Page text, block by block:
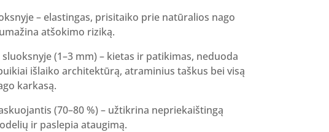
– elastingas, prisitaiko prie natūralios nago
atšokimo riziką.
sluoksnyje (1–3 mm) – kietas ir patikimas, neduoda
išlaiko architektūrą, atraminius taškus bei visą
karkasą.
(70–80 %) – užtikrina nepriekaištingą
ir paslepia ataugimą.